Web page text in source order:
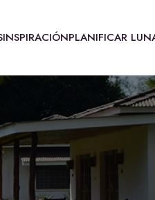
INSPIRACIÓNPLANIFICAR